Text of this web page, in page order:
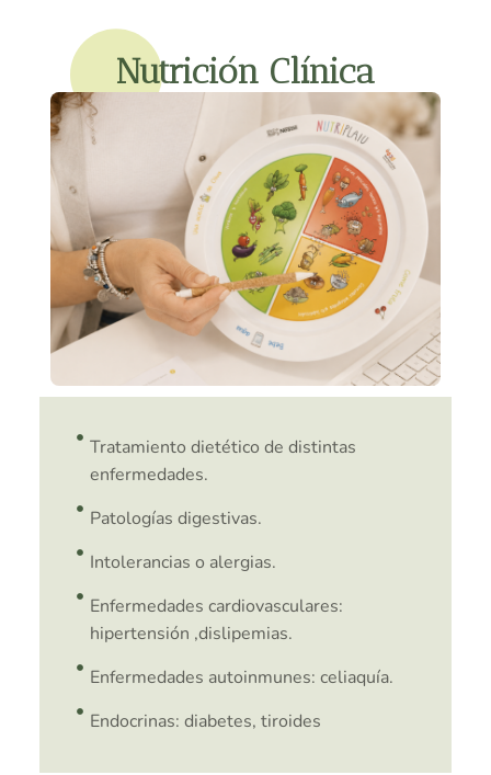
Nutrición Clínica
Tratamiento dietético de distintas
enfermedades.
Patologías digestivas.
Intolerancias o alergias.
Enfermedades cardiovasculares:
hipertensión ,dislipemias.
Enfermedades autoinmunes: celiaquía.
Endocrinas: diabetes, tiroides